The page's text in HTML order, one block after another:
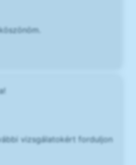
vizsgálatokért forduljon